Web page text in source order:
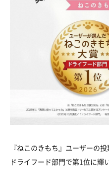
『ねこのきもち』ユーザーの
ドライフード部門で第1位に輝